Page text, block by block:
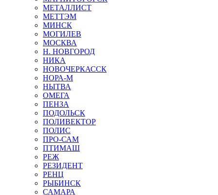
МЕТАЛЛИСТ
МЕТТЭМ
МИНСК
МОГИЛЕВ
МОСКВА
Н. НОВГОРОД
НИКА
НОВОЧЕРКАССК
НОРА-М
НЫТВА
ОМЕГА
ПЕНЗА
ПОДОЛЬСК
ПОЛИВЕКТОР
ПОЛИС
ПРО-САМ
ПТИМАШ
РЕЖ
РЕЗИДЕНТ
РЕНЦ
РЫБИНСК
САМАРА